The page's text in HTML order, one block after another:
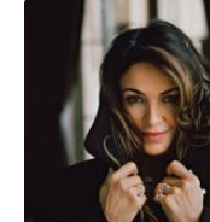
18.04.2026